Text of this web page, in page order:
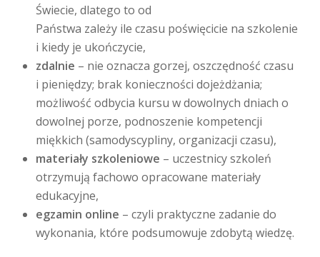
Świecie, dlatego to od
Państwa zależy ile czasu poświęcicie na szkolenie
i kiedy je ukończycie,
zdalnie – nie oznacza gorzej, oszczędność czasu
i pieniędzy; brak konieczności dojeżdżania;
możliwość odbycia kursu w dowolnych dniach o
dowolnej porze, podnoszenie kompetencji
miękkich (samodyscypliny, organizacji czasu),
materiały szkoleniowe – uczestnicy szkoleń
otrzymują fachowo opracowane materiały
edukacyjne,
egzamin online – czyli praktyczne zadanie do
wykonania, które podsumowuje zdobytą wiedzę.